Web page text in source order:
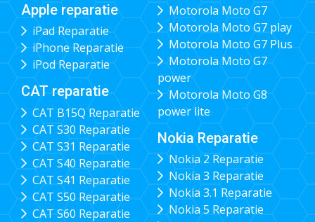
Apple reparatie
iPad Reparatie
iPhone Reparatie
iPod Reparatie
CAT reparatie
CAT B15Q Reparatie
CAT S30 Reparatie
CAT S31 Reparatie
CAT S40 Reparatie
CAT S41 Reparatie
CAT S50 Reparatie
CAT S60 Reparatie
Motorola Moto G7
Motorola Moto G7 play
Motorola Moto G7 Plus
Motorola Moto G7
power
Motorola Moto G8
power lite
Nokia Reparatie
Nokia 2 Reparatie
Nokia 3 Reparatie
Nokia 3.1 Reparatie
Nokia 5 Reparatie